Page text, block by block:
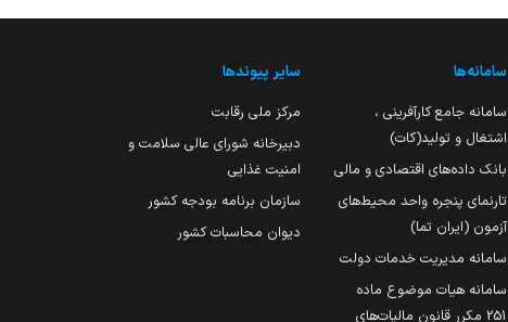
سامانه‌ها
سامانه جامع کارآفرینی ،
اشتغال و تولید(کات)
بانک داده‌های اقتصادی و مالی
تارنمای پنجره واحد محیط‌های
آزمون (ایران تما)
سامانه مدیریت خدمات دولت
سامانه هیات موضوع ماده
251 مکرر قانون مالیات‌های
سایر پیوندها
مرکز ملی رقابت
دبیرخانه شورای عالی سلامت و
امنیت غذایی
سازمان برنامه بودجه کشور
دیوان محاسبات کشور